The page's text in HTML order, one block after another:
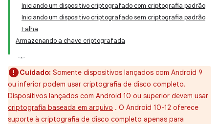
Iniciando um dispositivo criptografado com criptografia padrão
Iniciando um dispositivo criptografado sem criptografia padrão
Falha
Armazenando a chave criptografada
Cuidado: Somente dispositivos lançados com Android 9
ou inferior podem usar criptografia de disco completo.
Dispositivos lançados com Android 10 ou superior devem usar
criptografia baseada em arquivo . O Android 10-12 oferece
suporte à criptografia de disco completo apenas para